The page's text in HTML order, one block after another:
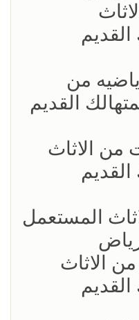
من
القديم
من الاثاث
المستعمل
الاثاث